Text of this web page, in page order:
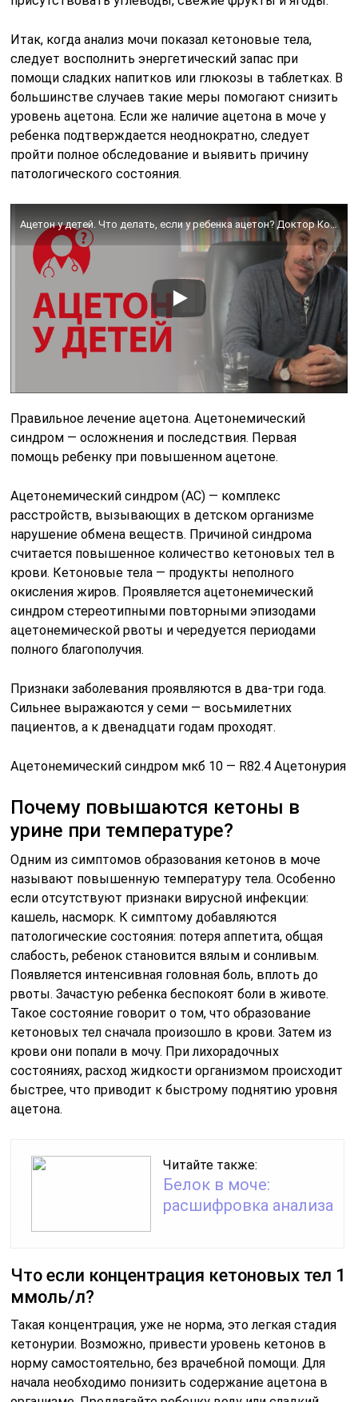
Итак, когда анализ мочи показал кетоновые тела,
следует восполнить энергетический запас при
помощи сладких напитков или глюкозы в таблетках. В
большинстве случаев такие меры помогают снизить
уровень ацетона. Если же наличие ацетона в моче у
ребенка подтверждается неоднократно, следует
пройти полное обследование и выявить причину
патологического состояния.
Ацетон у детей. Что делать, если у ребенка ацетон? Доктор Комаровский | Вопрос доктору
Правильное лечение ацетона. Ацетонемический
синдром — осложнения и последствия. Первая
помощь ребенку при повышенном ацетоне.
Ацетонемический синдром (АС) — комплекс
расстройств, вызывающих в детском организме
нарушение обмена веществ. Причиной синдрома
считается повышенное количество кетоновых тел в
крови. Кетоновые тела — продукты неполного
окисления жиров. Проявляется ацетонемический
синдром стереотипными повторными эпизодами
ацетонемической рвоты и чередуется периодами
полного благополучия.
Признаки заболевания проявляются в два-три года.
Сильнее выражаются у семи — восьмилетних
пациентов, а к двенадцати годам проходят.
Ацетонемический синдром мкб 10 — R82.4 Ацетонурия
Почему повышаются кетоны в
урине при температуре?
Одним из симптомов образования кетонов в моче
называют повышенную температуру тела. Особенно
если отсутствуют признаки вирусной инфекции:
кашель, насморк. К симптому добавляются
патологические состояния: потеря аппетита, общая
слабость, ребенок становится вялым и сонливым.
Появляется интенсивная головная боль, вплоть до
рвоты. Зачастую ребенка беспокоят боли в животе.
Такое состояние говорит о том, что образование
кетоновых тел сначала произошло в крови. Затем из
крови они попали в мочу. При лихорадочных
состояниях, расход жидкости организмом происходит
быстрее, что приводит к быстрому поднятию уровня
ацетона.
Читайте также:
Белок в моче:
расшифровка анализа
Что если концентрация кетоновых тел 1
ммоль/л?
Такая концентрация, уже не норма, это легкая стадия
кетонурии. Возможно, привести уровень кетонов в
норму самостоятельно, без врачебной помощи. Для
начала необходимо понизить содержание ацетона в